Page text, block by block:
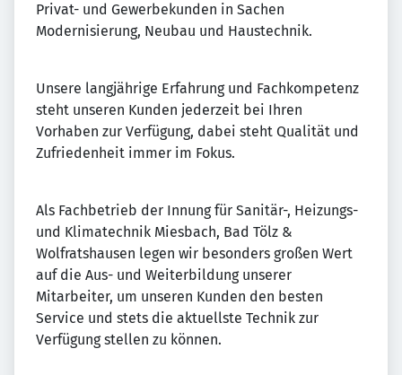
Privat- und Gewerbekunden in Sachen
Modernisierung, Neubau und Haustechnik.
Unsere langjährige Erfahrung und Fachkompetenz
steht unseren Kunden jederzeit bei Ihren
Vorhaben zur Verfügung, dabei steht Qualität und
Zufriedenheit immer im Fokus.
Als Fachbetrieb der Innung für Sanitär-, Heizungs-
und Klimatechnik Miesbach, Bad Tölz &
Wolfratshausen legen wir besonders großen Wert
auf die Aus- und Weiterbildung unserer
Mitarbeiter, um unseren Kunden den besten
Service und stets die aktuellste Technik zur
Verfügung stellen zu können.